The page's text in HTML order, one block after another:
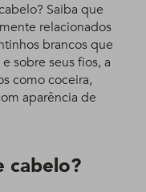
Saiba que
relacionados
brancos que
sobre seus fios, a
como coceira,
aparência de
cabelo?